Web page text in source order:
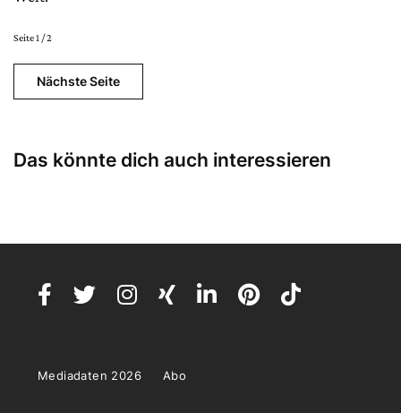
Seite 1 / 2
Nächste Seite
Das könnte dich auch interessieren
Mediadaten 2026 Abo